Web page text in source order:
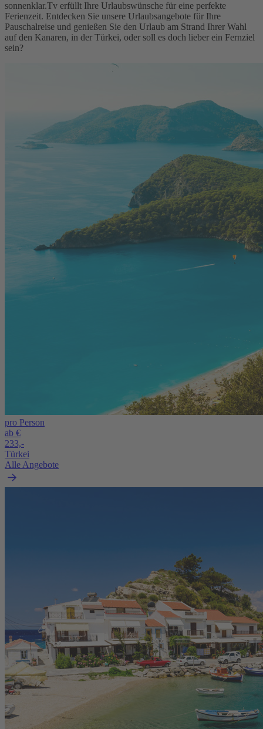
sonnenklar.Tv erfüllt Ihre Urlaubswünsche für eine perfekte
Ferienzeit. Entdecken Sie unsere Urlaubsangebote für Ihre
Pauschalreise und genießen Sie den Urlaub am Strand Ihrer Wahl
auf den Kanaren, in der Türkei, oder soll es doch lieber ein Fernziel
sein?
pro Person
ab €
233,-
Türkei
Alle Angebote